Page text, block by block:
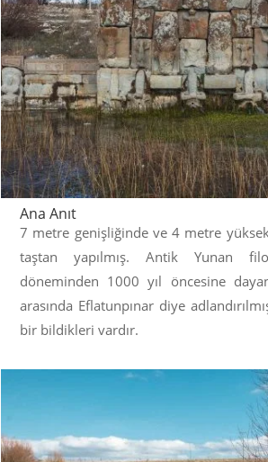
Ana Anıt
7 metre genişliğinde ve 4 metre
taştan yapılmış.
Antik Yunan
döneminden 1000 yıl öncesine
arasında Eflatunpınar diye
bir bildikleri vardır.